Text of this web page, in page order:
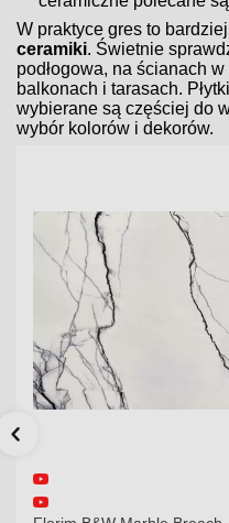
W praktyce gres to
ceramiki. Świetnie
podłogowa, na ścianach
balkonach i tarasach.
wybierane są częściej do
wybór kolorów i dekorów.